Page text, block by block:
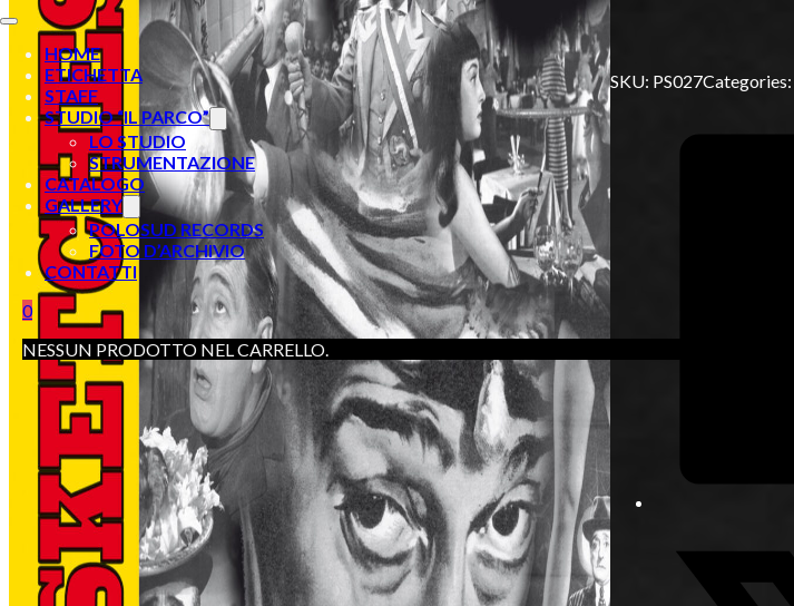
HOME
ETICHETTA
STAFF
STUDIO “IL PARCO”
LO STUDIO
STRUMENTAZIONE
CATALOGO
GALLERY
POLOSUD RECORDS
FOTO D’ARCHIVIO
CONTATTI
0
NESSUN PRODOTTO NEL CARRELLO.
SKU: PS027Categories: